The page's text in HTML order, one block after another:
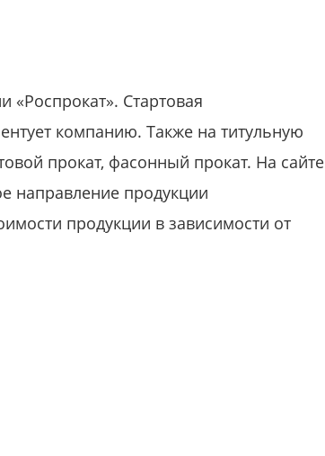
«Роспрокат». Стартовая
компанию. Также на титульную
прокат, фасонный прокат. На сайте
направление продукции
продукции в зависимости от